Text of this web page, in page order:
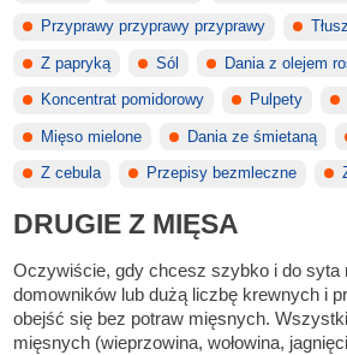
Przyprawy przyprawy przyprawy
Z papryką Sól Dania z olejem
Koncentrat pomidorowy Pulpety
Mięso mielone Dania ze śmietaną
Z cebula Przepisy bezmleczne
DRUGIE Z MIĘSA
Oczywiście, gdy chcesz szybko i do syta
domowników lub dużą liczbę krewnych i
obejść się bez potraw mięsnych.
mięsnych (wieprzowina, wołowina,